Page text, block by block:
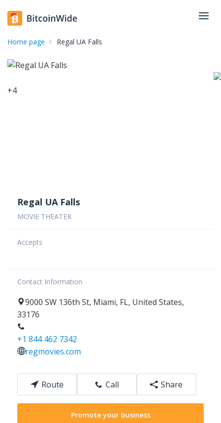
Home page Regal UA Falls
+4
Regal UA Falls
MOVIE THEATER
Accepts
Contact Information
9000 SW 136th St, Miami, FL, United States,
33176
+1 844 462 7342
regmovies.com
Route Call Share
Promote your business